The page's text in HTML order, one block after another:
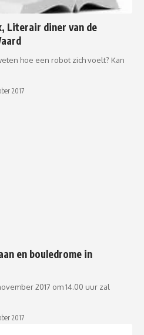
Literair diner van de
hoe een robot zich voelt? Kan
2017
en bouledrome in
2017 om 14.00 uur zal
2017